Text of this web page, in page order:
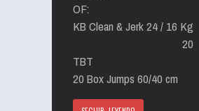
OF:
KB Clean & Jerk 24 / 16 Kg
20
20 Box Jumps 60/40 cm